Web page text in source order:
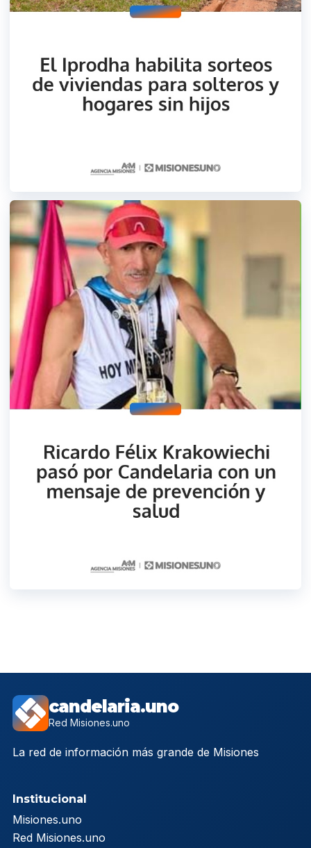
candelaria.uno
Red Misiones.uno
La red de información más grande de Misiones
Institucional
Misiones.uno
Red Misiones.uno